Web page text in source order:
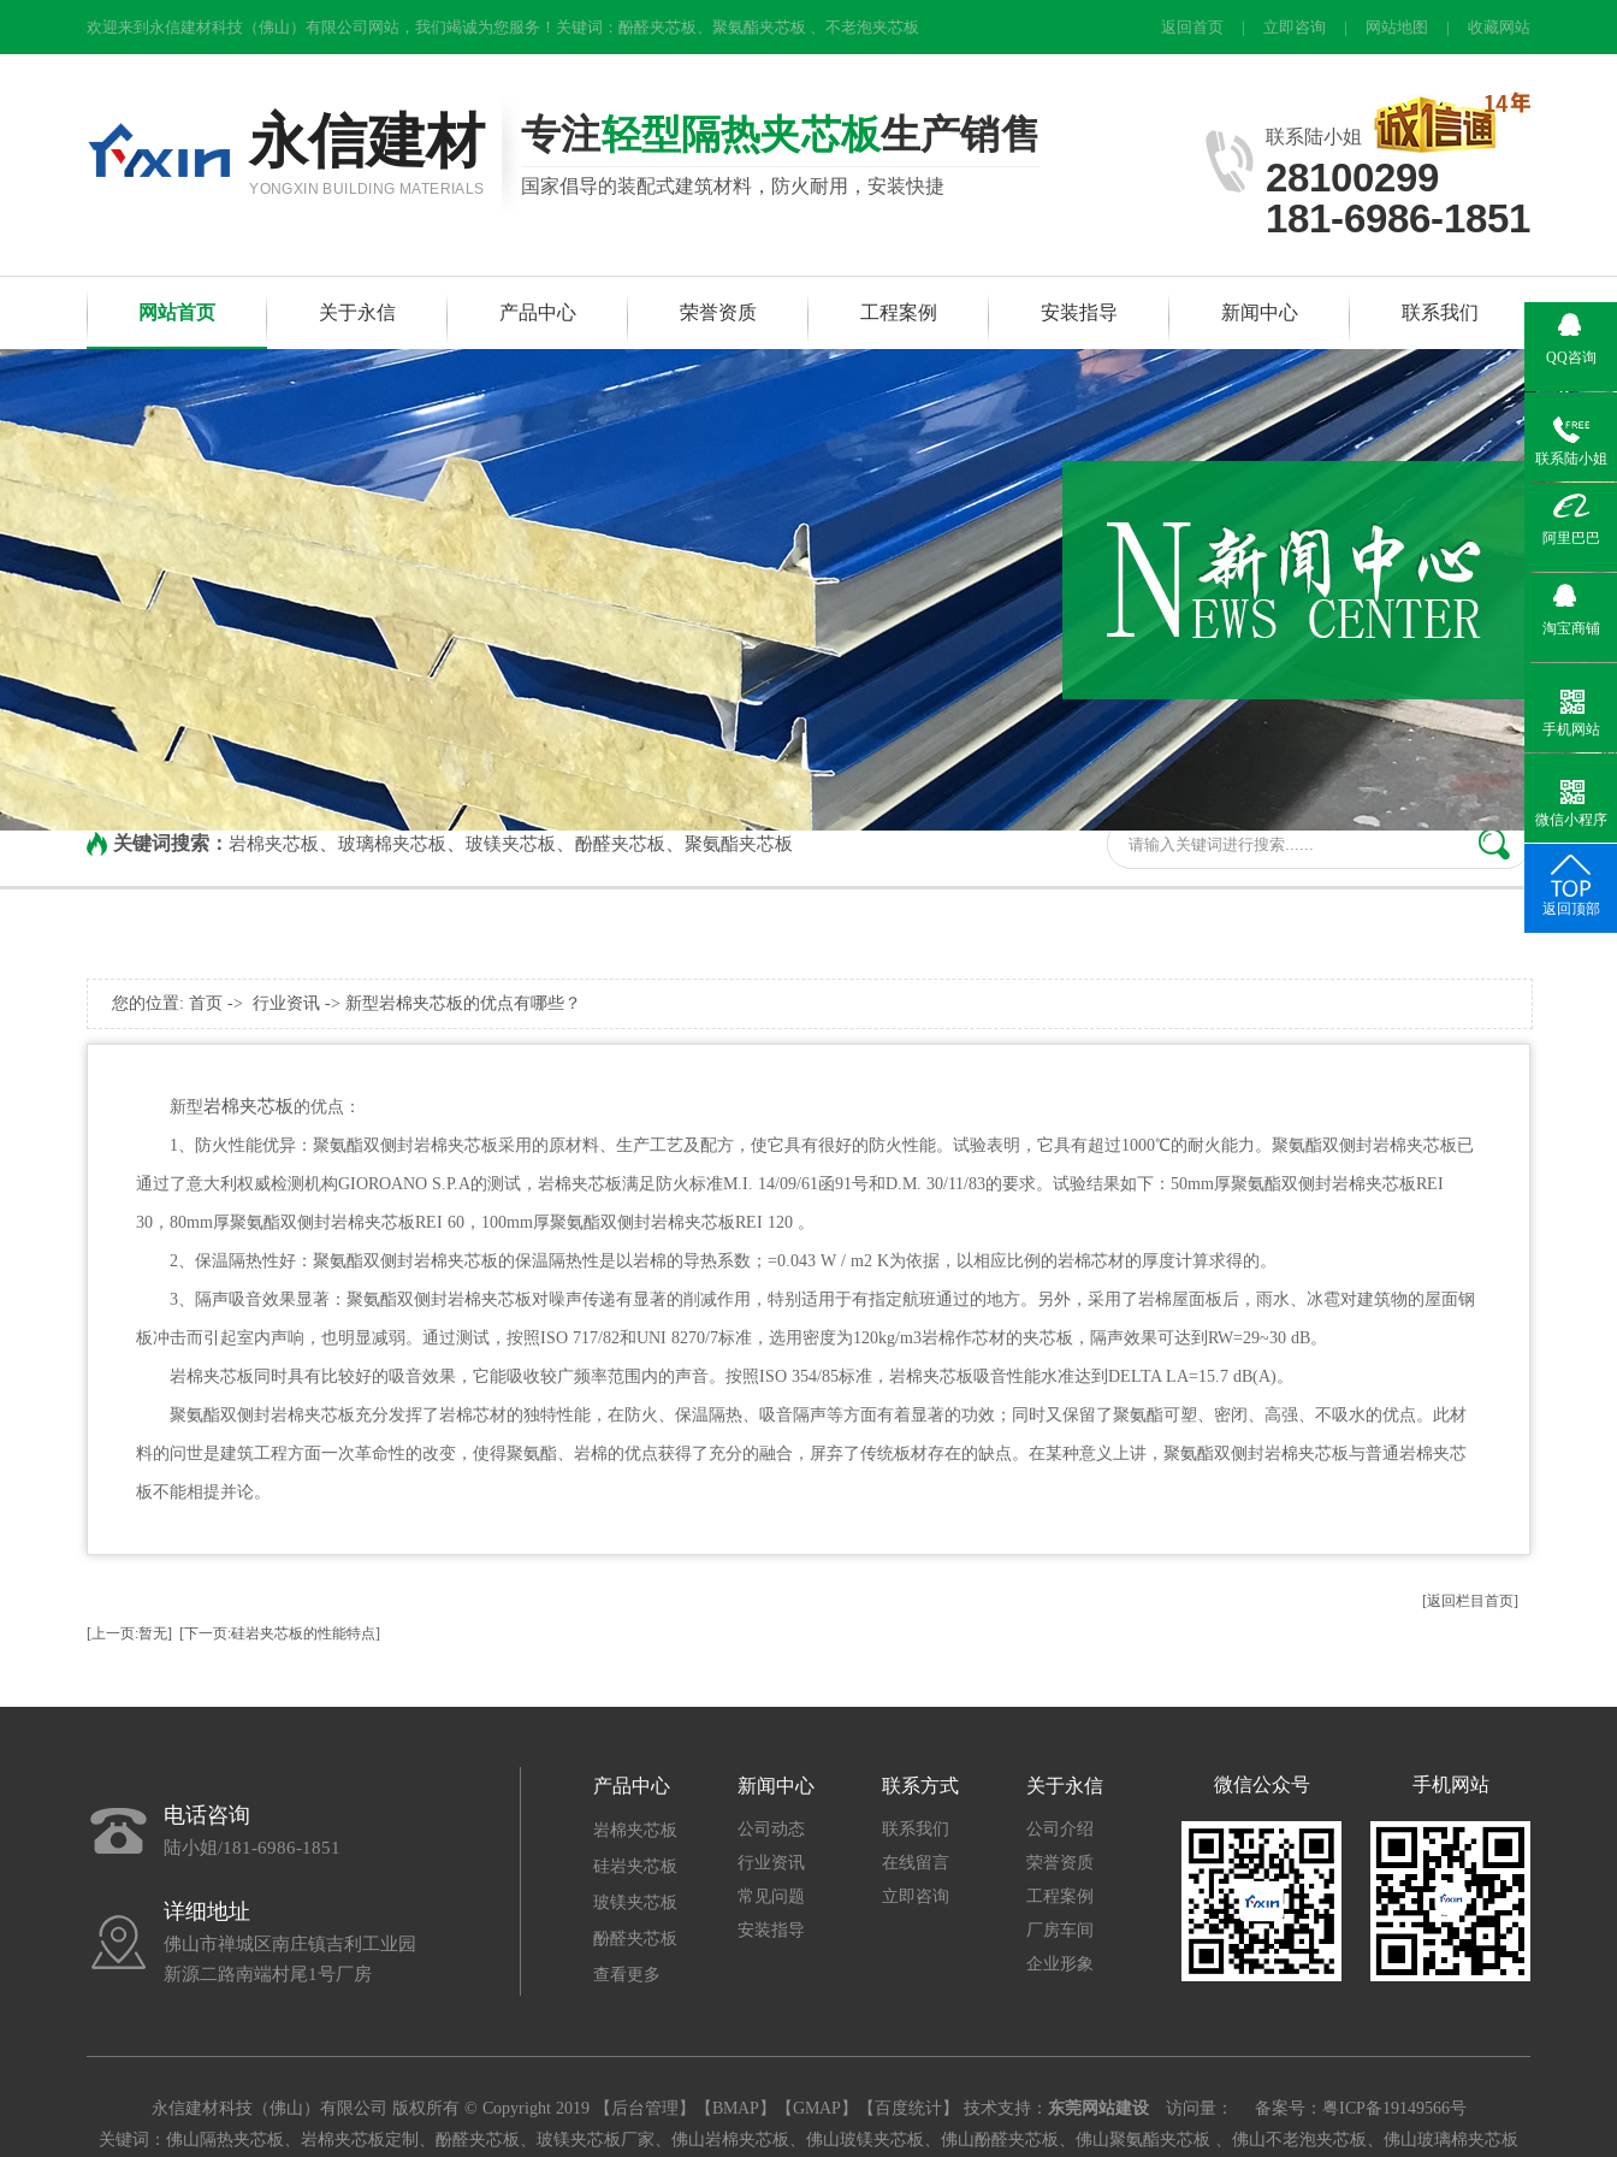
欢迎来到永信建材科技（佛山）有限公司网站，我们竭诚为您服务！关键词：酚醛夹芯板、聚氨酯夹芯板 、不老泡夹芯板 返回首页 | 立即咨询 | 网站地图 | 收藏网站
永信建材
YONGXIN BUILDING MATERIALS
专注轻型隔热夹芯板生产销售
国家倡导的装配式建筑材料，防火耐用，安装快捷
联系陆小姐
28100299
181-6986-1851
网站首页 关于永信 产品中心 荣誉资质 工程案例 安装指导 新闻中心 联系我们
关键词搜索： 岩棉夹芯板 玻璃棉夹芯板 玻镁夹芯板 酚醛夹芯板 聚氨酯夹芯板
您的位置: 首页 -> 行业资讯 -> 新型岩棉夹芯板的优点有哪些？
新型岩棉夹芯板 的优点：
1、防火性能优异：聚氨酯双侧封岩棉夹芯板采用的原材料、生产工艺及配方，使它具有很好的防火性能。试验表明，它具有超过1000℃的耐火能力。聚氨酯双侧封岩棉夹芯板已
通过了意大利权威检测机构GIOROANO S.P.A的测试，岩棉夹芯板满足防火标准M.I. 14/09/61函91号和D.M. 30/11/83的要求。试验结果如下：50mm厚聚氨酯双侧封岩棉夹芯板REI
30，80mm厚聚氨酯双侧封岩棉夹芯板REI 60，100mm厚聚氨酯双侧封岩棉夹芯板REI 120 。
2、保温隔热性好：聚氨酯双侧封岩棉夹芯板的保温隔热性是以岩棉的导热系数；=0.043 W / m2 K为依据，以相应比例的岩棉芯材的厚度计算求得的。
3、隔声吸音效果显著：聚氨酯双侧封岩棉夹芯板对噪声传递有显著的削减作用，特别适用于有指定航班通过的地方。另外，采用了岩棉屋面板后，雨水、冰雹对建筑物的屋面钢
板冲击而引起室内声响，也明显减弱。通过测试，按照ISO 717/82和UNI 8270/7标准，选用密度为120kg/m3岩棉作芯材的夹芯板，隔声效果可达到RW=29~30 dB。
岩棉夹芯板同时具有比较好的吸音效果，它能吸收较广频率范围内的声音。按照ISO 354/85标准，岩棉夹芯板吸音性能水准达到DELTA LA=15.7 dB(A)。
聚氨酯双侧封岩棉夹芯板充分发挥了岩棉芯材的独特性能，在防火、保温隔热、吸音隔声等方面有着显著的功效；同时又保留了聚氨酯可塑、密闭、高强、不吸水的优点。此材
料的问世是建筑工程方面一次革命性的改变，使得聚氨酯、岩棉的优点获得了充分的融合，屏弃了传统板材存在的缺点。在某种意义上讲，聚氨酯双侧封岩棉夹芯板与普通岩棉夹芯
板不能相提并论。
[返回栏目首页]
[上一页:暂无]
[下一页:硅岩夹芯板的性能特点]
电话咨询
陆小姐/181-6986-1851
详细地址
佛山市禅城区南庄镇吉利工业园
新源二路南端村尾1号厂房
产品中心
岩棉夹芯板
硅岩夹芯板
玻镁夹芯板
酚醛夹芯板
查看更多
新闻中心
公司动态
行业资讯
常见问题
安装指导
联系方式
联系我们
在线留言
立即咨询
关于永信
公司介绍
荣誉资质
工程案例
厂房车间
企业形象
微信公众号 手机网站
永信建材科技（佛山）有限公司 版权所有 © Copyright 2019 【 后台管理 】【 BMAP 】【 GMAP 】【 百度统计】 技术支持： 东莞网站建设访问量： 备案号： 粤ICP备19149566号
关键词：佛山隔热夹芯板、岩棉夹芯板定制、酚醛夹芯板、玻镁夹芯板厂家、佛山岩棉夹芯板、佛山玻镁夹芯板、佛山酚醛夹芯板、佛山聚氨酯夹芯板 、佛山不老泡夹芯板、佛山玻璃棉夹芯板
QQ咨询
联系陆小姐
阿里巴巴
淘宝商铺
手机网站
微信小程序
返回顶部